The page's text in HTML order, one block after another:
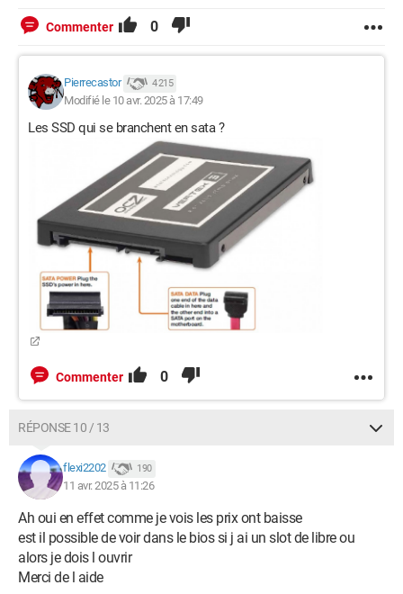
Commenter 0
Pierrecastor 4 215
Modifié le 10 avr. 2025 à 17:49
Les SSD qui se branchent en sata ?
Commenter 0
RÉPONSE 10 / 13
flexi2202 190
11 avr. 2025 à 11:26
Ah oui en effet comme je vois les prix ont baisse
est il possible de voir dans le bios si j ai un slot de libre ou
alors je dois l ouvrir
Merci de l aide